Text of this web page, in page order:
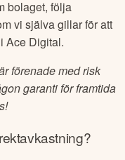
bolaget, följa
vi själva gillar för att
iAce Digital.
förenade med risk
garanti för framtida